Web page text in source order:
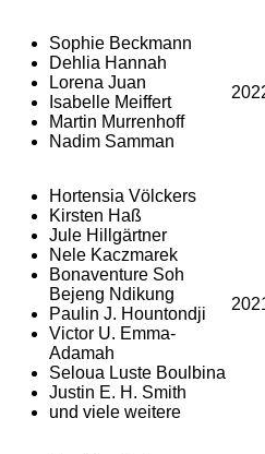
Sophie Beckmann
Dehlia Hannah
Lorena Juan
Isabelle Meiffert
Martin Murrenhoff
Nadim Samman
Hortensia Völckers
Kirsten Haß
Jule Hillgärtner
Nele Kaczmarek
Bonaventure Soh
Bejeng Ndikung
Paulin J. Hountondji
Victor U. Emma-
Adamah
Seloua Luste Boulbina
Justin E. H. Smith
und viele weitere